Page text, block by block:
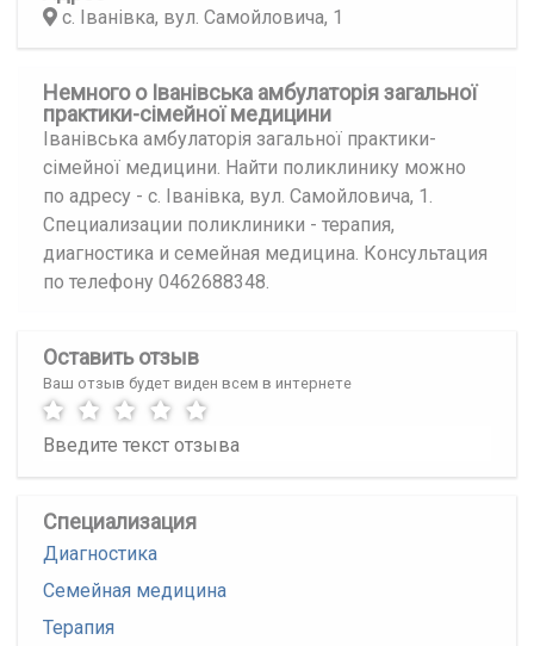
с. Іванівка, вул. Самойловича, 1
Немного о Іванівська амбулаторія загальної
практики-сімейної медицини
Іванівська амбулаторія загальної практики-
сімейної медицини. Найти поликлинику можно
по адресу - с. Іванівка, вул. Самойловича, 1.
Специализации поликлиники - терапия,
диагностика и семейная медицина. Консультация
по телефону 0462688348.
Оставить отзыв
Ваш отзыв будет виден всем в интернете
Специализация
Диагностика
Семейная медицина
Терапия